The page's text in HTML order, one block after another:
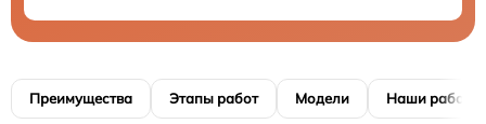
Преимущества Этапы работ Модели Наши работы